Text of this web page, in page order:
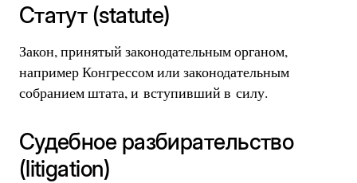
Статут (statute)
Закон, принятый законодательным органом,
например Конгрессом или законодательным
собранием штата, и вступивший в силу.
Судебное разбирательство
(litigation)